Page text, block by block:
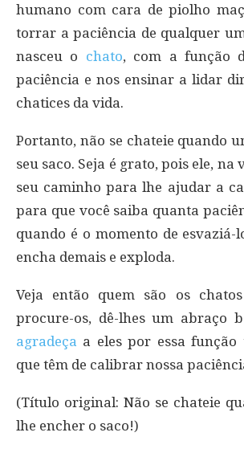
humano com cara de piolho
torrar a paciência de qualquer
nasceu o chato, com a função
paciência e nos ensinar a lidar
chatices da vida.
Portanto, não se chateie quando
seu saco. Seja é grato, pois ele, na
seu caminho para lhe ajudar a
para que você saiba quanta
quando é o momento de esvaziá-
encha demais e exploda.
Veja então quem são os
procure-os, dê-lhes um abraço
agradeça a eles por essa
que têm de calibrar nossa
(Título original: Não se chateie
lhe encher o saco!)